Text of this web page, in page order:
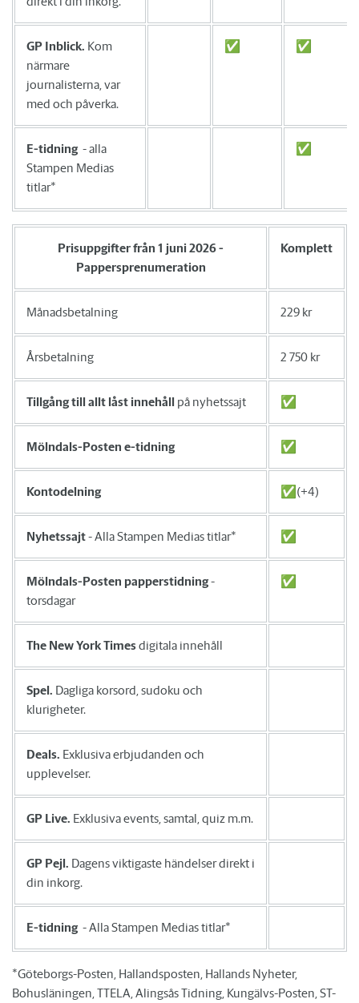
GP Inblick. Kom
närmare
journalisterna, var
med och påverka.
✅ ✅
E-tidning - alla
Stampen Medias
titlar*
✅
Prisuppgifter från 1 juni 2026 -
Pappersprenumeration
Komplett
Månadsbetalning 229 kr
Årsbetalning 2 750 kr
Tillgång till allt låst innehåll på nyhetssajt ✅
Mölndals-Posten e-tidning ✅
Kontodelning ✅(+4)
Nyhetssajt- Alla Stampen Medias titlar* ✅
Mölndals-Posten papperstidning-
torsdagar
✅
The New York Timesdigitala innehåll
Spel. Dagliga korsord, sudoku och
klurigheter.
Deals. Exklusiva erbjudanden och
upplevelser.
GP Live. Exklusiva events, samtal, quiz m.m.
GP Pejl. Dagens viktigaste händelser direkt i
din inkorg.
E-tidning - Alla Stampen Medias titlar*
*Göteborgs-Posten, Hallandsposten, Hallands Nyheter,
Bohusläningen, TTELA, Alingsås Tidning, Kungälvs-Posten, ST-